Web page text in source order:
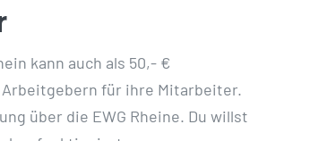
kann auch als 50,- €
für ihre Mitarbeiter.
über die EWG Rheine. Du willst